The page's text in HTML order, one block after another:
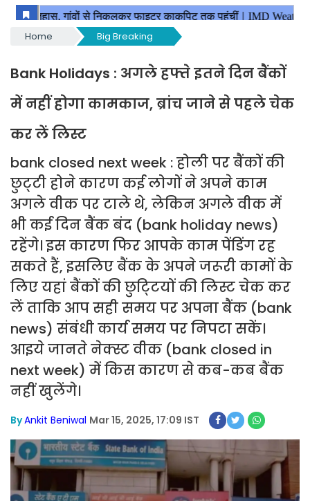
Home Big Breaking
Bank Holidays : अगले हफ्ते इतने दिन बैंकों
में नहीं होगा कामकाज, ब्रांच जाने से पहले चेक
कर लें लिस्ट
bank closed next week : होली पर बैंकों की
छुट्‌टी होने कारण कई लोगों ने अपने काम
अगले वीक पर टाले थे, लेकिन अगले वीक में
भी कई दिन बैंक बंद (bank holiday news)
रहेंगे। इस कारण फिर आपके काम पेंडिंग रह
सकते हैं, इसलिए बैंक के अपने जरूरी कामों के
लिए यहां बैंकों की छुटि्टयों की लिस्ट चेक कर
लें ताकि आप सही समय पर अपना बैंक (bank
news) संबंधी कार्य समय पर निपटा सकें।
आइये जानते नेक्स्ट वीक (bank closed in
next week) में किस कारण से कब-कब बैंक
नहीं खुलेंगे।
ByAnkit Beniwal Mar 15, 2025, 17:09 IST